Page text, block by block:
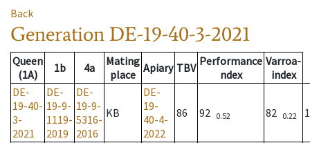
Back
Generation DE-19-40-3-2021
Queen
(1A)
1b 4a
Mating
place Apiary TBV Performance
ndex
Varroa-
index
DE-
19-40-
3-
2021
DE-
19-9-
1119-
2019
DE-
19-9-
5316-
2016
KB
DE-
19-
40-4-
2022
86 92 0.52 82 0.22 1